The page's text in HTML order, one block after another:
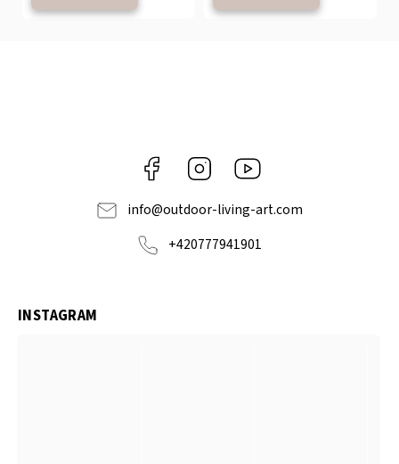
Facebook Instagram
info@outdoor-living-art.com
+420777941901
INSTAGRAM